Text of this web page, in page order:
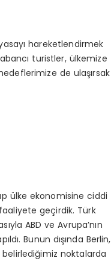
hareketlendirmek
turistler, ülkemize
de ulaşırsak
ülke ekonomisine ciddi
geçirdik. Türk
ABD ve Avrupa’nın
Bunun dışında Berlin,
belirlediğimiz noktalarda